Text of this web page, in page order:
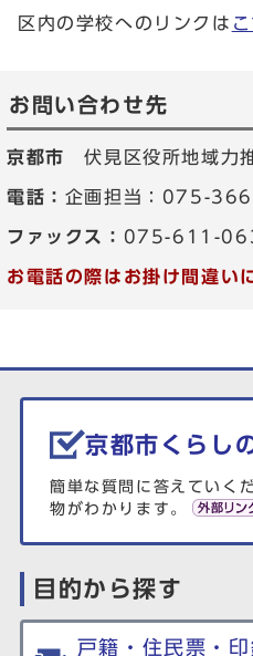
区内の学校へのリンクは
お問い合わせ先
京都市伏見区役所地域力
電話： 企画担当：075-
ファックス： 075-611-
お電話の際はお掛け間違い
生活情報を探す
京都市くらし
簡単な質問に答えていく
物がわかります。
目的から探す
戸籍・住民票・